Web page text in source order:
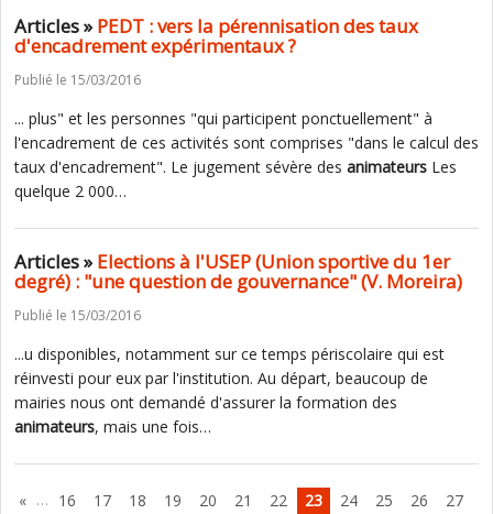
Articles »PEDT : vers la pérennisation des taux
d'encadrement expérimentaux ?
Publié le 15/03/2016
... plus" et les personnes "qui participent ponctuellement" à
l'encadrement de ces activités sont comprises "dans le calcul des
taux d'encadrement". Le jugement sévère des animateurs Les
quelque 2 000…
Articles »Elections à l'USEP (Union sportive du 1er
degré) : "une question de gouvernance" (V. Moreira)
Publié le 15/03/2016
...u disponibles, notamment sur ce temps périscolaire qui est
réinvesti pour eux par l'institution. Au départ, beaucoup de
mairies nous ont demandé d'assurer la formation des
animateurs, mais une fois…
« … 16 17 18 19 20 21 22 23 24 25 26
27